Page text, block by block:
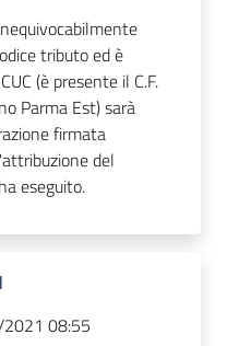
tributo ed è
(è presente il C.F.
Parma Est) sarà
firmata
del
eseguito.
08:55